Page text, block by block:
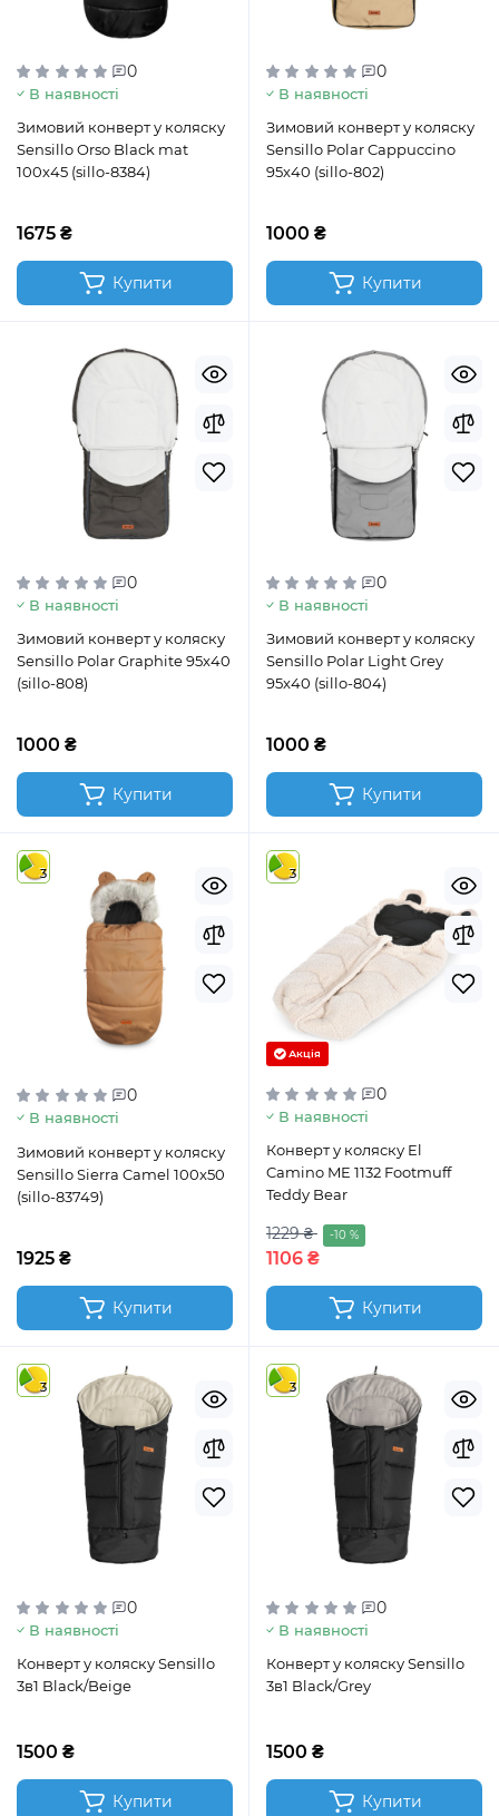
0
В наявності
Зимовий конверт у коляску
Sensillo Orso Black mat
100x45 (sillo-8384)
1675 ₴
Купити
0
В наявності
Зимовий конверт у коляску
Sensillo Polar Cappuccino
95x40 (sillo-802)
1000 ₴
Купити
0
В наявності
Зимовий конверт у коляску
Sensillo Polar Graphite 95x40
(sillo-808)
1000 ₴
Купити
0
В наявності
Зимовий конверт у коляску
Sensillo Polar Light Grey
95x40 (sillo-804)
1000 ₴
Купити
3
0
В наявності
Зимовий конверт у коляску
Sensillo Sierra Camel 100x50
(sillo-83749)
1925 ₴
Купити
3
Акція
0
В наявності
Конверт у коляску El
Camino ME 1132 Footmuff
Teddy Bear
1229 ₴ -10 %
1106 ₴
Купити
3
0
В наявності
Конверт у коляску Sensillo
3в1 Black/Beige
1500 ₴
Купити
3
0
В наявності
Конверт у коляску Sensillo
3в1 Black/Grey
1500 ₴
Купити